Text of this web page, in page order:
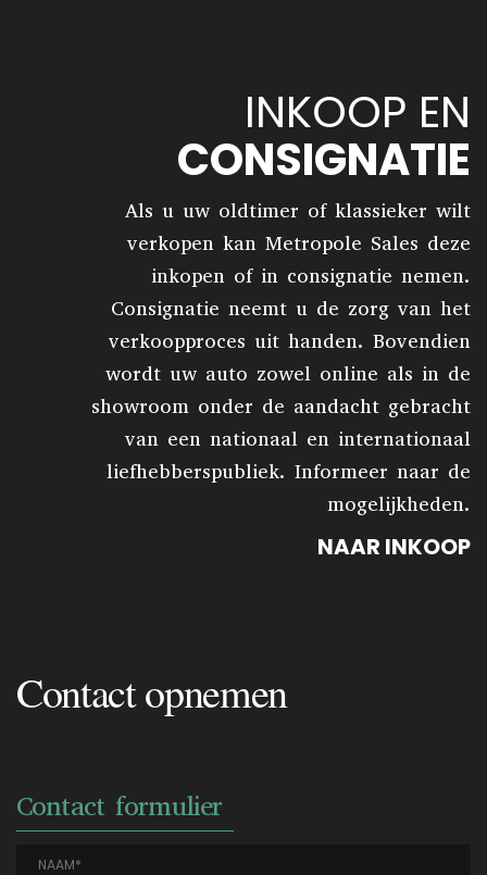
INKOOP EN
CONSIGNATIE
Als u uw oldtimer of klassieker wilt
verkopen kan Metropole Sales deze
inkopen of in consignatie nemen.
Consignatie neemt u de zorg van het
verkoopproces uit handen. Bovendien
wordt uw auto zowel online als in de
showroom onder de aandacht gebracht
van een nationaal en internationaal
liefhebberspubliek. Informeer naar de
mogelijkheden.
NAAR INKOOP
Contact opnemen
Contact formulier